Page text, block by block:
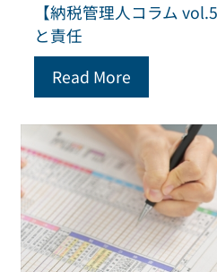
【納税管理人コラム
と責任
Read More